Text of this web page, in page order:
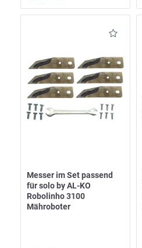
Messer im Set passend
für solo by AL-KO
Robolinho 3100
Mähroboter